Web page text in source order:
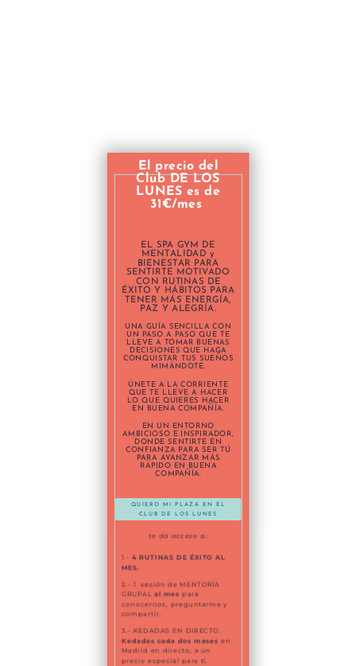
El precio del
Club DE LOS
LUNES es de
31€/mes
EL SPA GYM DE
MENTALIDAD y
BIENESTAR PARA
SENTIRTE MOTIVADO
CON RUTINAS DE
ÉXITO Y HÁBITOS PARA
TENER MÁS ENERGÍA,
PAZ Y ALEGRÍA.
UNA GUÍA SENCILLA CON
UN PASO A PASO QUE TE
LLEVE A TOMAR BUENAS
DECISIONES QUE HAGA
CONQUISTAR TUS SUEÑOS
MIMÁNDOTE.
ÚNETE A LA CORRIENTE
QUE TE LLEVE A HACER
LO QUE QUIERES HACER
EN BUENA COMPAÑÍA.
EN UN ENTORNO
AMBICIOSOE INSPIRADOR,
DONDE SENTIRTE EN
CONFIANZA PARA SER TÚ
PARA AVANZAR MÁS
RÁPIDO EN BUENA
COMPAÑÍA.
QUIERO MI PLAZA EN EL
CLUB DE LOS LUNES
te da acceso a:
1.- 4 RUTINAS DE ÉXITO AL
MES.
2.- 1 sesión de MENTORÍA
GRUPAL al mes para
conocernos, preguntarme y
compartir.
3.- KEDADAS EN DIRECTO.
Kedadas cada dos meses en
Madrid en directo, a un
precio especial para ti.